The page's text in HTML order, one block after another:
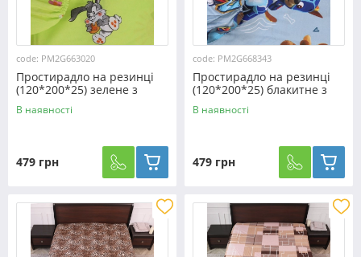
code: PM2G663020
Простирадло на резинці
(120*200*25) зелене з
дитячим принтом
№663020
В наявності
479 грн
code: PM2G668343
Простирадло на резинці
(120*200*25) блакитне з
дитячим принтом
№668343
В наявності
479 грн